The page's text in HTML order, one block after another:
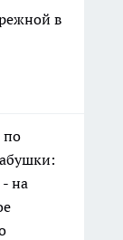
в
по
на